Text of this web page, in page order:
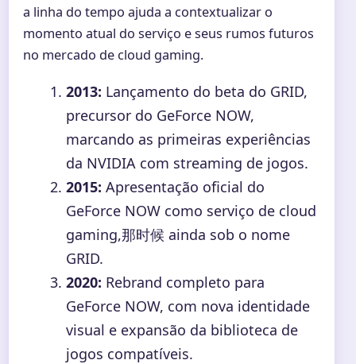
a linha do tempo ajuda a contextualizar o
momento atual do serviço e seus rumos futuros
no mercado de cloud gaming.
2013: Lançamento do beta do GRID,
precursor do GeForce NOW,
marcando as primeiras experiências
da NVIDIA com streaming de jogos.
2015: Apresentação oficial do
GeForce NOW como serviço de cloud
gaming,那时候 ainda sob o nome
GRID.
2020: Rebrand completo para
GeForce NOW, com nova identidade
visual e expansão da biblioteca de
jogos compatíveis.